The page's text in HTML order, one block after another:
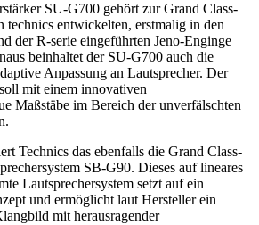
SU-G700 gehört zur Grand Class-
technics entwickelten, erstmalig in den
der R-serie eingeführten Jeno-Enginge
beinhaltet der SU-G700 auch die
Anpassung an Lautsprecher. Der
mit einem innovativen
Maßstäbe im Bereich der unverfälschten
Technics das ebenfalls die Grand Class-
SB-G90. Dieses auf lineares
Lautsprechersystem setzt auf ein
und ermöglicht laut Hersteller ein
mit herausragender